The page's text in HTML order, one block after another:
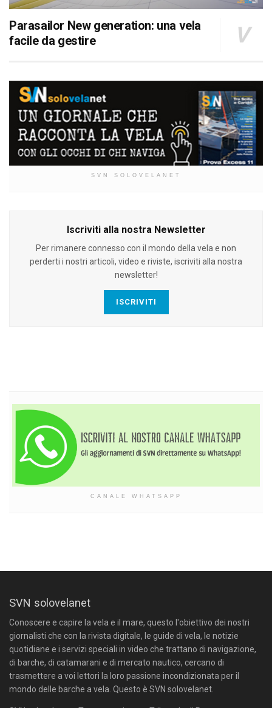
Parasailor New generation: una vela
facile da gestire
SVN SOLOVELANET
Iscriviti alla nostra Newsletter
Per rimanere connesso con il mondo della vela e non
perderti i nostri articoli, video e riviste, iscriviti alla nostra
newsletter!
ISCRIVITI
CANALE WHATSAPP
SVN solovelanet
Conoscere e capire la vela e il mare, questo l'obiettivo dei nostri
giornalisti che con la rivista digitale, le guide di vela, le notizie
quotidiane e i servizi speciali in video che trattano di navigazione,
di barche, di catamarani e di mercato nautico, cercano di
trasmettere a voi lettori la loro passione incondizionata per il
mondo delle barche a vela. Questo è SVN solovelanet.